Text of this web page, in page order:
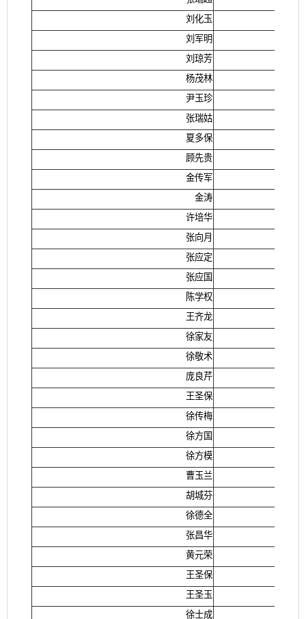
刘化玉
刘军明
刘琼芳
杨茂林
尹玉珍
张瑞姑
夏多保
顾先贵
金传军
金涛
许培华
张向月
张应定
张应国
陈学权
王齐龙
徐家友
徐敬术
庞良芹
王圣保
徐传梅
徐方国
徐方模
曹玉兰
胡城芬
徐德全
张昌华
黄元荣
王圣保
王圣玉
徐士成